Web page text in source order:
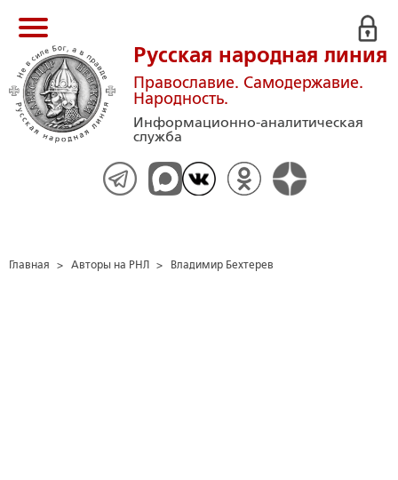
Русская народная линия
Православие. Самодержавие.
Народность.
Информационно-аналитическая
служба
Главная > Авторы на РНЛ > Владимир Бехтерев